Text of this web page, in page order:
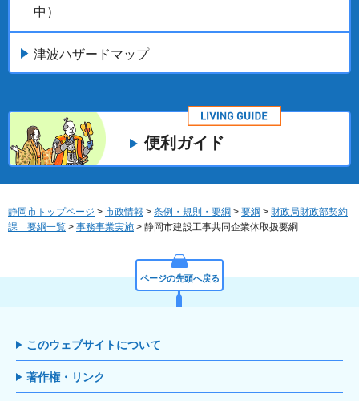
中）
津波ハザードマップ
便利ガイド
静岡市トップページ > 市政情報 > 条例・規則・要綱 > 要綱 > 財政局財政部契約
課 要綱一覧 > 事務事業実施 > 静岡市建設工事共同企業体取扱要綱
ページの先頭へ戻る
このウェブサイトについて
著作権・リンク